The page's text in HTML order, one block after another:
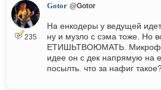
235
Gotor @Gotor
На енкодеры у ведущей идет
ну и музло с сэма тоже. Но
ЕТИШЬТВОЮМАТЬ.
идее он с дек напрямую на
посылть. что за нафиг